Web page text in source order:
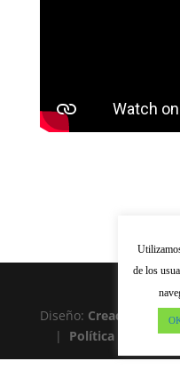
Diseño: Creación de
| Política de
de los